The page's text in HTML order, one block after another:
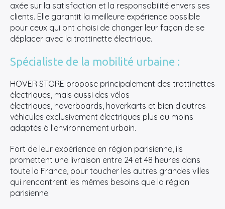
axée sur la satisfaction et la responsabilité envers ses
clients. Elle garantit la meilleure expérience possible
pour ceux qui ont choisi de changer leur façon de se
déplacer avec la trottinette électrique.
Spécialiste de la mobilité urbaine :
HOVER STORE propose principalement des trottinettes
électriques, mais aussi des vélos
électriques, hoverboards, hoverkarts et bien d’autres
véhicules exclusivement électriques plus ou moins
adaptés à l’environnement urbain.
Fort de leur expérience en région parisienne, ils
promettent une livraison entre 24 et 48 heures dans
toute la France, pour toucher les autres grandes villes
qui rencontrent les mêmes besoins que la région
parisienne.